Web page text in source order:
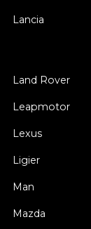
Lancia
Land Rover
Leapmotor
Lexus
Ligier
Man
Mazda